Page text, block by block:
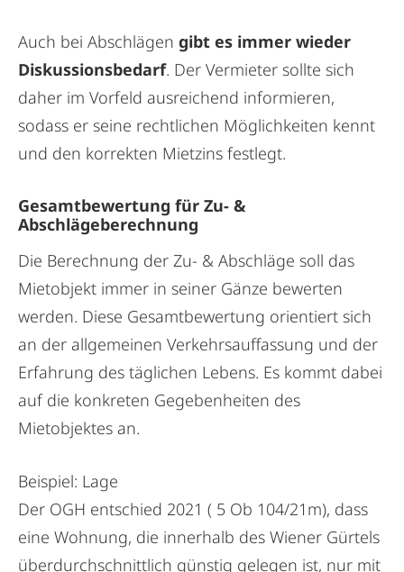
Auch bei Abschlägen gibt es immer wieder
Diskussionsbedarf. Der Vermieter sollte sich
daher im Vorfeld ausreichend informieren,
sodass er seine rechtlichen Möglichkeiten kennt
und den korrekten Mietzins festlegt.
Gesamtbewertung für Zu- &
Abschlägeberechnung
Die Berechnung der Zu- & Abschläge soll das
Mietobjekt immer in seiner Gänze bewerten
werden. Diese Gesamtbewertung orientiert sich
an der allgemeinen Verkehrsauffassung und der
Erfahrung des täglichen Lebens. Es kommt dabei
auf die konkreten Gegebenheiten des
Mietobjektes an.
Beispiel: Lage
Der OGH entschied 2021 ( 5 Ob 104/21m), dass
eine Wohnung, die innerhalb des Wiener Gürtels
überdurchschnittlich günstig gelegen ist, nur mit